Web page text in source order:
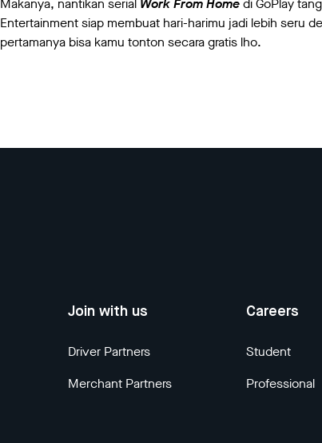
Entertainment siap membuat hari-harimu jadi lebih seru
pertamanya bisa kamu tonton secara gratis lho.
Join with us
Driver Partners
Merchant Partners
Careers
Student
Professional